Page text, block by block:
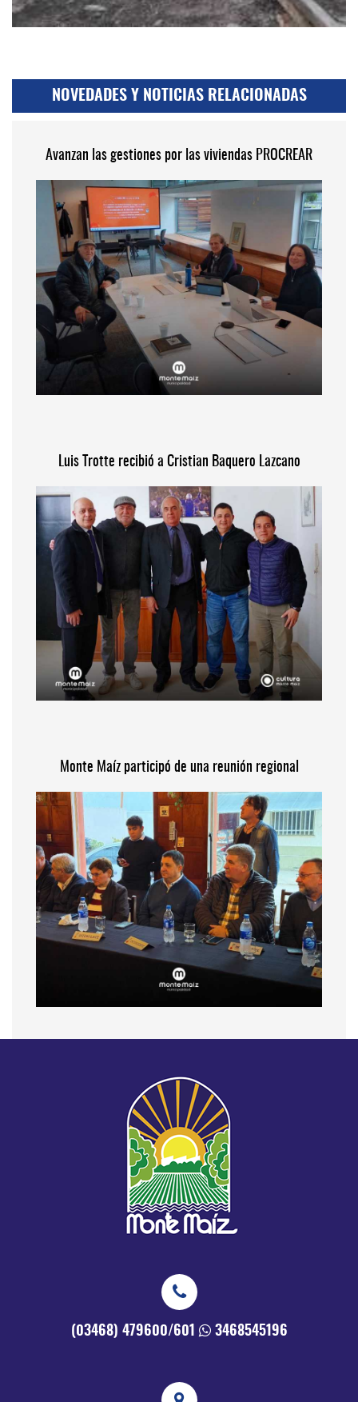
NOVEDADES Y NOTICIAS RELACIONADAS
Avanzan las gestiones por las viviendas PROCREAR
Luis Trotte recibió a Cristian Baquero Lazcano
Monte Maíz participó de una reunión regional
(03468) 479600/601 3468545196